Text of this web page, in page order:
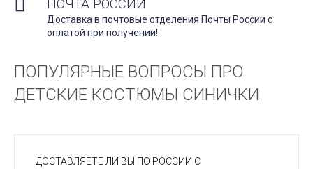
ПОЧТА РОССИИ
Доставка в почтовые отделения Почты России с
оплатой при получении!
ПОПУЛЯРНЫЕ ВОПРОСЫ ПРО
ДЕТСКИЕ КОСТЮМЫ СИНИЧКИ
ДОСТАВЛЯЕТЕ ЛИ ВЫ ПО РОССИИ С